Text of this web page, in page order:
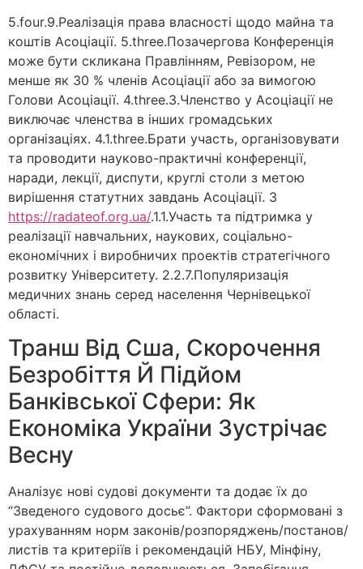
5.four.9.Реалізація права власності щодо майна та
коштів Асоціації. 5.three.Позачергова Конференція
може бути скликана Правлінням, Ревізором, не
менше як 30 % членів Асоціації або за вимогою
Голови Асоціації. 4.three.3.Членство у Асоціації не
виключає членства в інших громадських
організаціях. 4.1.three.Брати участь, організовувати
та проводити науково-практичні конференції,
наради, лекції, диспути, круглі столи з метою
вирішення статутних завдань Асоціації. 3
https://radateof.org.ua/.1.1.Участь та підтримка у
реалізації навчальних, наукових, соціально-
економічних і виробничих проектів стратегічного
розвитку Університету. 2.2.7.Популяризація
медичних знань серед населення Чернівецької
області.
Транш Від Сша, Скорочення
Безробіття Й Підйом
Банківської Сфери: Як
Економіка України Зустрічає
Весну
Аналізує нові судові документи та додає їх до
“Зведеного судового досьє”. Фактори сформовані з
урахуванням норм законів/розпоряджень/постанов/
листів та критеріїв і рекомендацій НБУ, Мінфіну,